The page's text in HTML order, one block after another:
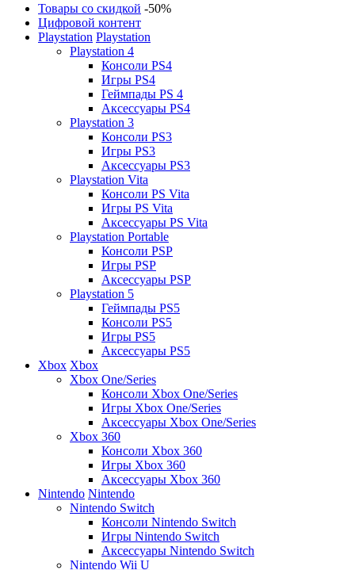
Товары со скидкой -50%
Цифровой контент
Playstation Playstation
Playstation 4
Консоли PS4
Игры PS4
Геймпады PS 4
Аксессуары PS4
Playstation 3
Консоли PS3
Игры PS3
Аксессуары PS3
Playstation Vita
Консоли PS Vita
Игры PS Vita
Аксессуары PS Vita
Playstation Portable
Консоли PSP
Игры PSP
Аксессуары PSP
Playstation 5
Геймпады PS5
Консоли PS5
Игры PS5
Аксессуары PS5
Xbox Xbox
Xbox One/Series
Консоли Xbox One/Series
Игры Xbox One/Series
Аксессуары Xbox One/Series
Xbox 360
Консоли Xbox 360
Игры Xbox 360
Аксессуары Xbox 360
Nintendo Nintendo
Nintendo Switch
Консоли Nintendo Switch
Игры Nintendo Switch
Аксессуары Nintendo Switch
Nintendo Wii U